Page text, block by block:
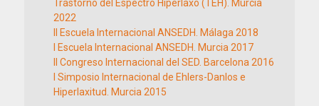
Trastorno del Espectro Hiperlaxo (TEH). Murcia
2022
II Escuela Internacional ANSEDH. Málaga 2018
I Escuela Internacional ANSEDH. Murcia 2017
II Congreso Internacional del SED. Barcelona 2016
I Simposio Internacional de Ehlers-Danlos e
Hiperlaxitud. Murcia 2015